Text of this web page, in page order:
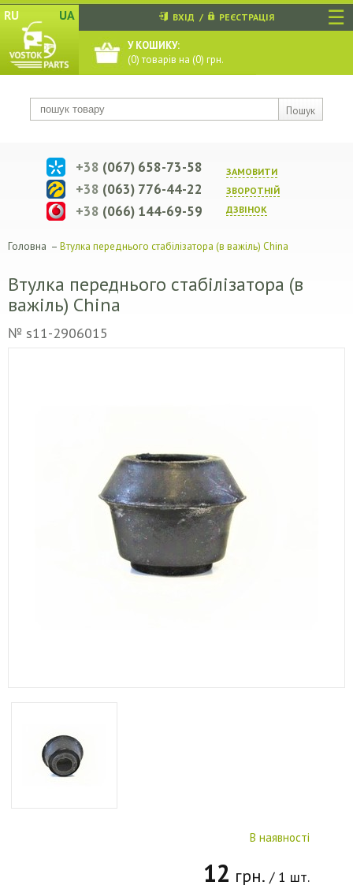
☰
RU UA
Пошук
ВХІД / РЕЄСТРАЦІЯ
У КОШИКУ:
(0) товарів на (0) грн.
ЗАМОВИТИ
ЗВОРОТНIЙ
ДЗВIНОК
+38 (067) 658-73-58
+38 (063) 776-44-22
+38 (066) 144-69-59
Головна – Втулка переднього стабілізатора (в важіль) China
Втулка переднього стабілізатора (в
важіль) China
№ s11-2906015
В наявності
12 грн. / 1 шт.